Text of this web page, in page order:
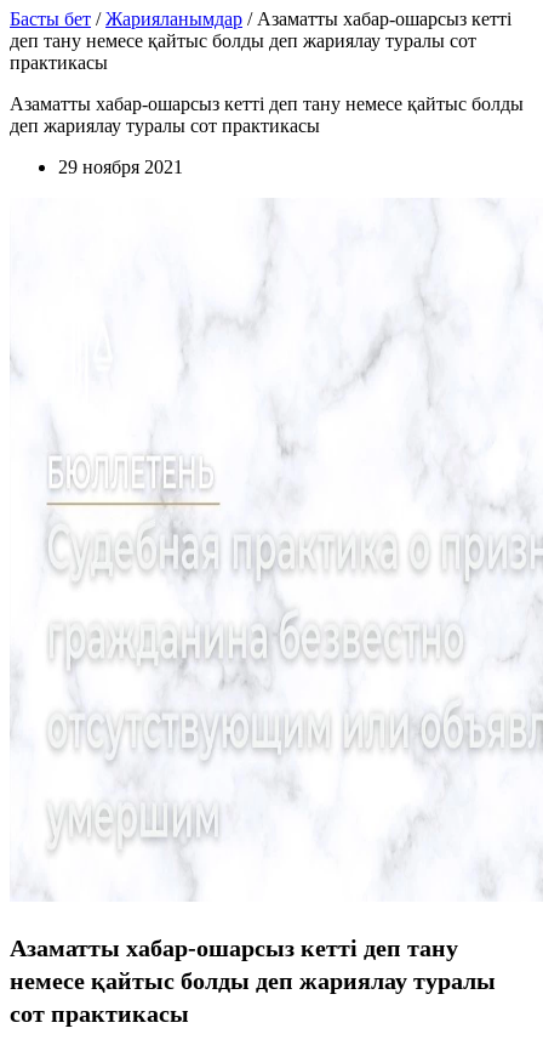
Басты бет /Жарияланымдар / Азаматты хабар-ошарсыз кетті
деп тану немесе қайтыс болды деп жариялау туралы сот
практикасы
Азаматты хабар-ошарсыз кетті деп тану немесе қайтыс болды
деп жариялау туралы сот практикасы
29 ноября 2021
Азаматты хабар-ошарсыз кетті деп тану
немесе қайтыс болды деп жариялау туралы
сот практикасы